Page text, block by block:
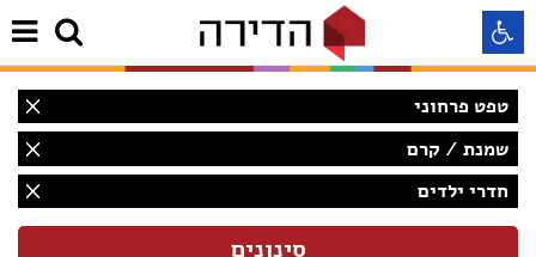
טפט פרחוני
שמנת / קרם
חדרי ילדים
התאמה לקורא מסך
התאמה לעיוורי צבעים